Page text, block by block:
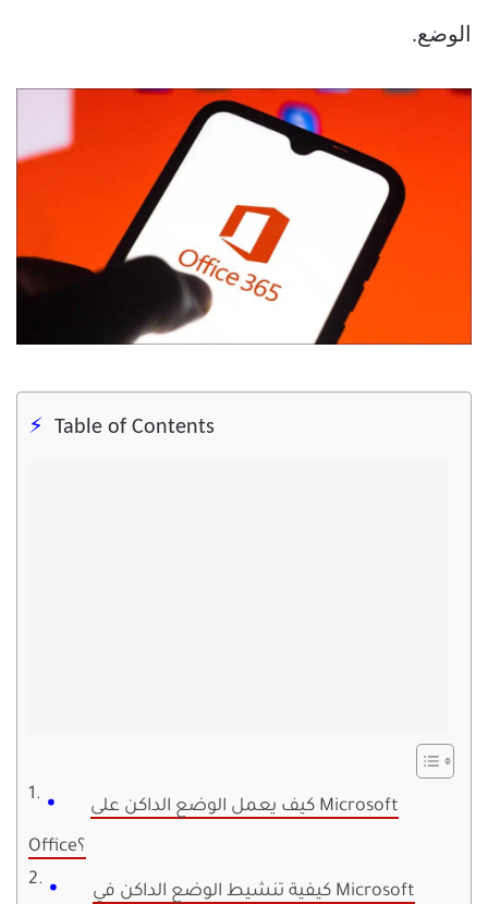
الوضع.
Table of Contents
كيف يعمل الوضع الداكن على Microsoft
Office؟
كيفية تنشيط الوضع الداكن في Microsoft